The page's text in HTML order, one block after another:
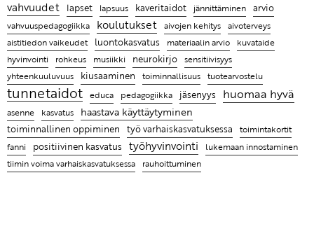
Leikin lomassa on luontevaa harjoitella uusia taitoja
Ratkaisujen muistitaulu
Lasten kanssa jokainen päivä on erilainen ja se
tekeekin työstä mielenkiintoista
Ammattikirjat auttavat ymmärtämään, miksi lapsi
käyttäytyy tietyllä tavalla ja antaa parempia keinoja
kohdata hänet
vahvuudet lapset lapsuus kaveritaidot jännittäminen arvio
vahvuuspedagogiikka koulutukset aivojen kehitys aivoterveys
aistitiedon vaikeudet luontokasvatus materiaalin arvio kuvataide
hyvinvointi rohkeus musiikki neurokirjo sensitiivisyys
yhteenkuuluvuus kiusaaminen toiminnallisuus tuotearvostelu
tunnetaidot educa pedagogiikka jäsenyys huomaa hyvä
asenne kasvatus haastava käyttäytyminen
toiminnallinen oppiminen työ varhaiskasvatuksessa
toimintakortit
fanni
positiivinen kasvatus työhyvinvointi lukemaan innostaminen
tiimin voima varhaiskasvatuksessa rauhoittuminen